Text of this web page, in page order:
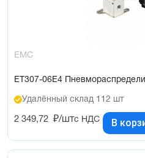
EMC
ET307-06E4
Удалённый склад 112 шт
2 349,72 ₽/штс НДС В